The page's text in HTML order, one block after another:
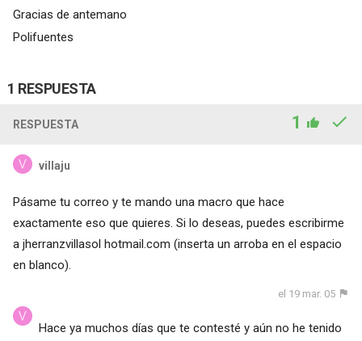
Gracias de antemano
Polifuentes
1 RESPUESTA
RESPUESTA 1
villaju
Pásame tu correo y te mando una macro que hace
exactamente eso que quieres. Si lo deseas, puedes escribirme
a jherranzvillasol hotmail.com (inserta un arroba en el espacio
en blanco).
el 19 mar. 05
Hace ya muchos días que te contesté y aún no he tenido